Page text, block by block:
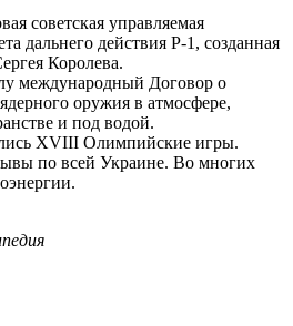
советская управляемая
дальнего действия Р-1, созданная
Королева.
международный Договор о
оружия в атмосфере,
и под водой.
XVIII Олимпийские игры.
по всей Украине. Во многих